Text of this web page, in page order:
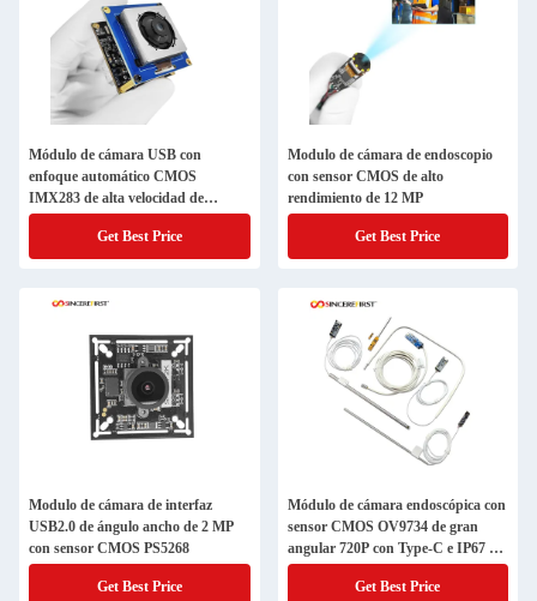
Módulo de cámara USB con
enfoque automático CMOS
IMX283 de alta velocidad de
fotogramas 4K 60FPS
Get Best Price
Modulo de cámara de endoscopio
con sensor CMOS de alto
rendimiento de 12 MP
Get Best Price
Modulo de cámara de interfaz
USB2.0 de ángulo ancho de 2 MP
con sensor CMOS PS5268
Get Best Price
Módulo de cámara endoscópica con
sensor CMOS OV9734 de gran
angular 720P con Type-C e IP67 a
prueba de agua
Get Best Price